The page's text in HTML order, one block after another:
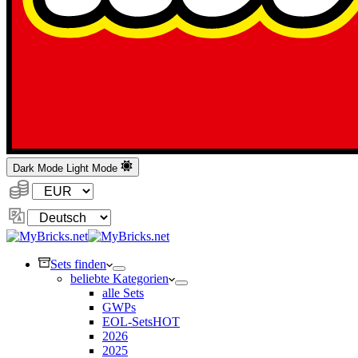
Dark Mode Light Mode
Währung:
Sprache
ändern
Sets finden
beliebte Kategorien
alle Sets
GWPs
EOL-SetsHOT
2026
2025